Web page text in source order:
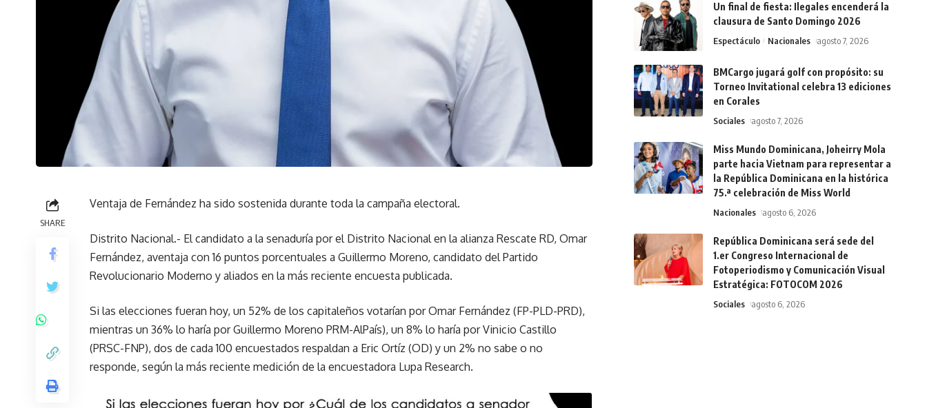
SHARE
Ventaja de Fernández ha sido sostenida durante toda la campaña electoral.
Distrito Nacional.- El candidato a la senaduría por el Distrito Nacional en la alianza Rescate RD, Omar
Fernández, aventaja con 16 puntos porcentuales a Guillermo Moreno, candidato del Partido
Revolucionario Moderno y aliados en la más reciente encuesta publicada.
Si las elecciones fueran hoy, un 52% de los capitaleños votarían por Omar Fernández (FP-PLD-PRD),
mientras un 36% lo haría por Guillermo Moreno PRM-AlPaís), un 8% lo haría por Vinicio Castillo
(PRSC-FNP), dos de cada 100 encuestados respaldan a Eric Ortíz (OD) y un 2% no sabe o no
responde, según la más reciente medición de la encuestadora Lupa Research.
Un final de fiesta: Ilegales encenderá la
clausura de Santo Domingo 2026
Espectáculo Nacionales agosto 7, 2026
BMCargo jugará golf con propósito: su
Torneo Invitational celebra 13 ediciones
en Corales
Sociales agosto 7, 2026
Miss Mundo Dominicana, Joheirry Mola
parte hacia Vietnam para representar a
la República Dominicana en la histórica
75.ª celebración de Miss World
Nacionales agosto 6, 2026
República Dominicana será sede del
1.er Congreso Internacional de
Fotoperiodismo y Comunicación Visual
Estratégica: FOTOCOM 2026
Sociales agosto 6, 2026